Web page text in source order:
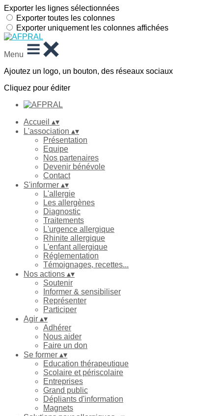
Exporter les lignes sélectionnées
Exporter toutes les colonnes
Exporter uniquement les colonnes affichées
Menu
Ajoutez un logo, un bouton, des réseaux sociaux
Cliquez pour éditer
Accueil ▴▾
L'association ▴▾
Présentation
Equipe
Nos partenaires
Devenir bénévole
Contact
S'informer ▴▾
L'allergie
Les allergènes
Diagnostic
Traitements
L'urgence allergique
Rhinite allergique
L'enfant allergique
Réglementation
Témoignages, recettes...
Nos actions ▴▾
Soutenir
Informer & sensibiliser
Représenter
Participer
Agir ▴▾
Adhérer
Nous aider
Faire un don
Se former ▴▾
Education thérapeutique
Scolaire et périscolaire
Entreprises
Grand public
Dépliants d'information
Magnets